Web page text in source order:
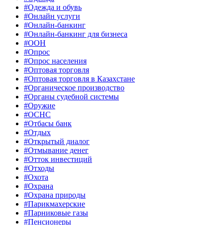
#Одежда и обувь
#Онлайн услуги
#Онлайн-банкинг
#Онлайн-банкинг для бизнеса
#ООН
#Опрос
#Опрос населения
#Оптовая торговля
#Оптовая торговля в Казахстане
#Органическое производство
#Органы судебной системы
#Оружие
#ОСНС
#Отбасы банк
#Отдых
#Открытый диалог
#Отмывание денег
#Отток инвестиций
#Отходы
#Охота
#Охрана
#Охрана природы
#Парикмахерские
#Парниковые газы
#Пенсионеры